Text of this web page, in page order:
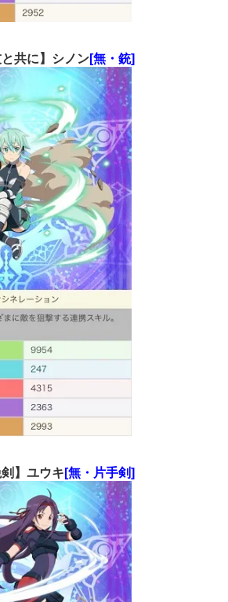
共に】シノン[無・銃]
】ユウキ [無・片手剣]